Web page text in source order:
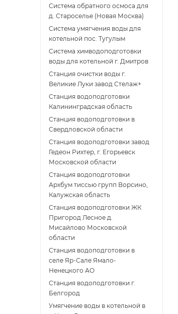
Система обратного осмоса для
д. Староселье (Новая Москва)
Система умягчения воды для
котельной пос. Тугулым
Система химводоподготовки
воды для котельной г. Дмитров
Станция очистки воды г.
Великие Луки завод Стелаж+
Станция водоподготовки
Калининградская область
Станция водоподготовки в
Свердловской области
Станция водоподготовки завод
Гедеон Рихтер, г. Егорьевск
Московской области
Станция водоподготовки
Архбум тиссью групп Ворсино,
Калужская область
Станция водоподготовки ЖК
Пригород Лесное д.
Мисайлово Московской
области
Станция водоподготовки в
селе Яр-Сале Ямало-
Ненецкого АО
Станция водоподготовки г.
Белгород
Умягчение воды в котельной в